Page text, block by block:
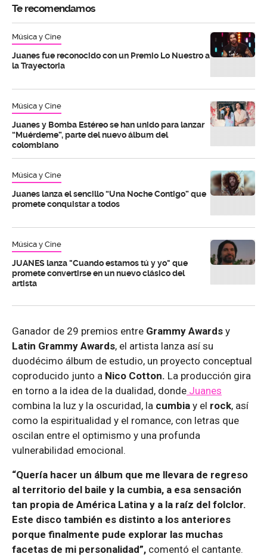
Te recomendamos
Música y Cine
Juanes fue reconocido con un Premio Lo Nuestro a
la Trayectoria
Música y Cine
Juanes y Bomba Estéreo se han unido para lanzar
“Muérdeme”, parte del nuevo álbum del
colombiano
Música y Cine
Juanes lanza el sencillo “Una Noche Contigo” que
promete conquistar a todos
Música y Cine
JUANES lanza "Cuando estamos tú y yo" que
promete convertirse en un nuevo clásico del
artista
Ganador de 29 premios entre Grammy Awards y
Latin Grammy Awards, el artista lanza así su
duodécimo álbum de estudio, un proyecto conceptual
coproducido junto a Nico Cotton. La producción gira
en torno a la idea de la dualidad, donde Juanes
combina la luz y la oscuridad, la cumbia y el rock, así
como la espiritualidad y el romance, con letras que
oscilan entre el optimismo y una profunda
vulnerabilidad emocional.
“Quería hacer un álbum que me llevara de regreso
al territorio del baile y la cumbia, a esa sensación
tan propia de América Latina y a la raíz del folclor.
Este disco también es distinto a los anteriores
porque finalmente pude explorar las muchas
facetas de mi personalidad”, comentó el cantante.